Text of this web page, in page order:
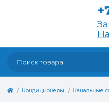
Кондиционеры Канальные